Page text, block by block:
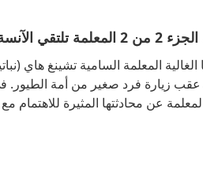
اليراعة
سجلت معلمتنا الغالية المعلمة السامية تشينغ
عقب زيارة فرد صغير من أمة الطيور.
عن محادثتها المثيرة للاهتمام مع
بمشاركة رد الله العلي القدير